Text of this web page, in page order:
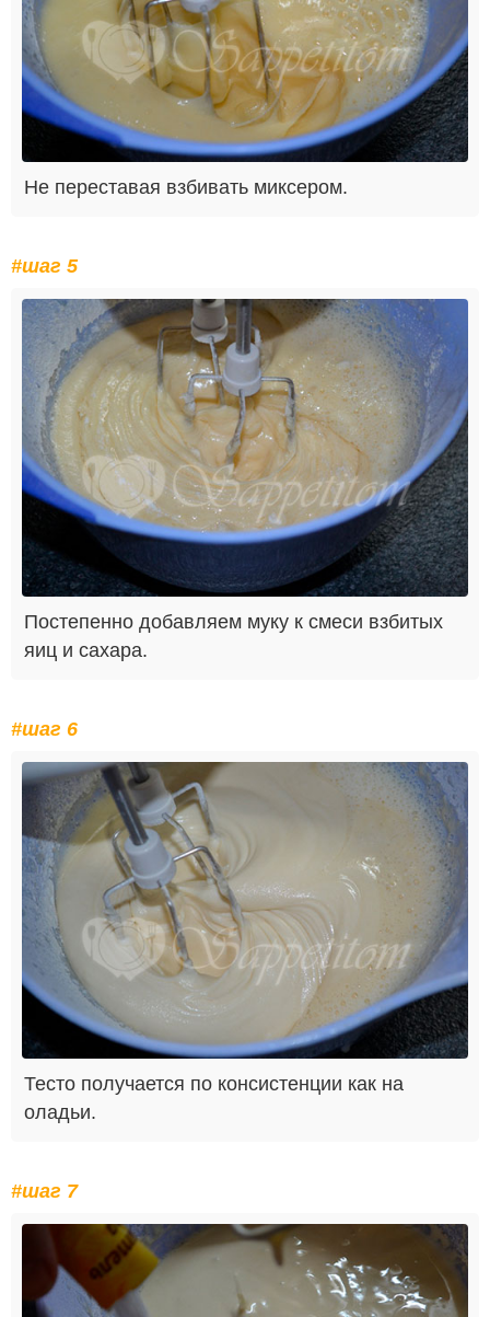
Не переставая взбивать миксером.
#шаг 5
Постепенно добавляем муку к смеси взбитых
яиц и сахара.
#шаг 6
Тесто получается по консистенции как на
оладьи.
#шаг 7